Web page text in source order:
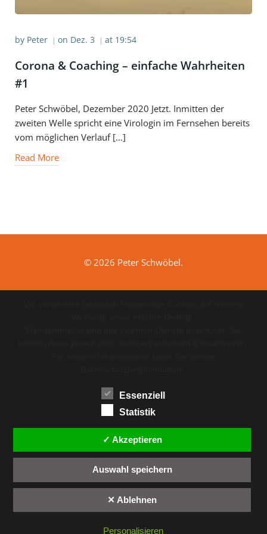
by Peter | on Dez. 3 | at 19:54
Corona & Coaching – einfache Wahrheiten
#1
Peter Schwöbel, Dezember 2020 Jetzt. Inmitten der
zweiten Welle spricht eine Virologin im Fernsehen bereits
vom möglichen Verlauf […]
Read More
© 2026 Peter Schwöbel.
Essenziell
Statistik
✓ Akzeptieren
Auswahl speichern
✕ Ablehnen
Personalisieren